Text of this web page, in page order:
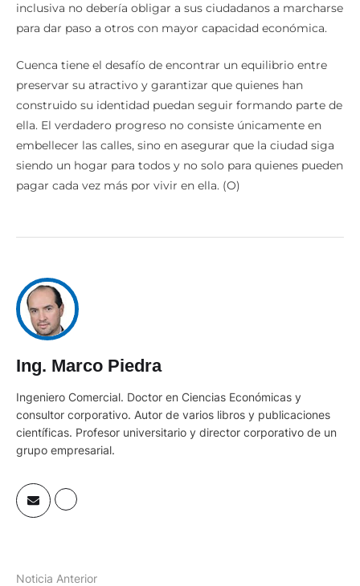
inclusiva no debería obligar a sus ciudadanos a marcharse
para dar paso a otros con mayor capacidad económica.
Cuenca tiene el desafío de encontrar un equilibrio entre
preservar su atractivo y garantizar que quienes han
construido su identidad puedan seguir formando parte de
ella. El verdadero progreso no consiste únicamente en
embellecer las calles, sino en asegurar que la ciudad siga
siendo un hogar para todos y no solo para quienes pueden
pagar cada vez más por vivir en ella. (O)
Ing. Marco Piedra
Ingeniero Comercial. Doctor en Ciencias Económicas y
consultor corporativo. Autor de varios libros y publicaciones
científicas. Profesor universitario y director corporativo de un
grupo empresarial.
Noticia Anterior